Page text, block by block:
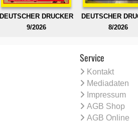
DEUTSCHER DRUCKER
9/2026
DEUTSCHER
8/2026
Service
Kontakt
Mediadaten
Impressum
AGB Shop
AGB Online